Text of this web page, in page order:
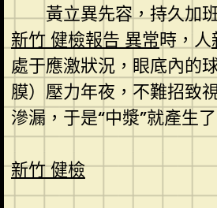
黃立異先容，持久加
新竹 健檢報告 異常時，人
處于應激狀況，眼底內的
膜）壓力年夜，不難招致
滲漏，于是“中漿”就產生了
新竹 健檢